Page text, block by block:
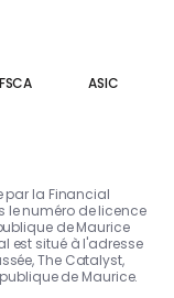
FSCA ASIC
par la Financial
le numéro de licence
de Maurice
est situé à l'adresse
The Catalyst,
de Maurice.